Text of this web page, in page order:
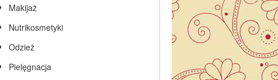
Makijaż
Nutrikosmetyki
Odzież
Pielęgnacja